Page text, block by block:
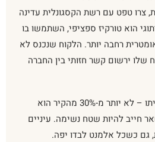
צרו טפט עם רשת הקסגונלית עדינה
הוא טורקיז ספציפי, השתמשו בו
רחבה יותר. הלקוח שנכנס לא
שלו ירשום קשר חזותי בין החברה
כלל אצבע שאני עובדת איתו – לא יותר מ-30% מהקיר הוא
חייב להיות שטח נשימה. עיניים
גם כשכל אלמנט לבדו יפה.